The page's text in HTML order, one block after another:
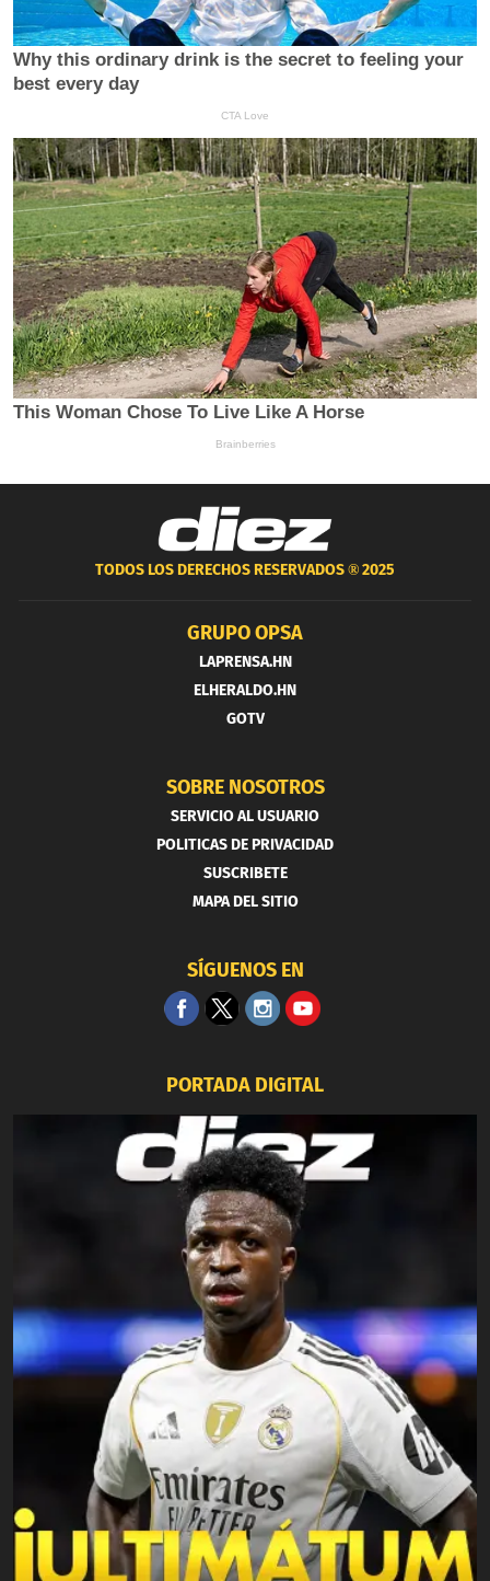
TODOS LOS DERECHOS RESERVADOS ®2025
GRUPO OPSA
LAPRENSA.HN
ELHERALDO.HN
GOTV
SOBRE NOSOTROS
SERVICIO AL USUARIO
POLITICAS DE PRIVACIDAD
SUSCRIBETE
MAPA DEL SITIO
SÍGUENOS EN
PORTADA DIGITAL